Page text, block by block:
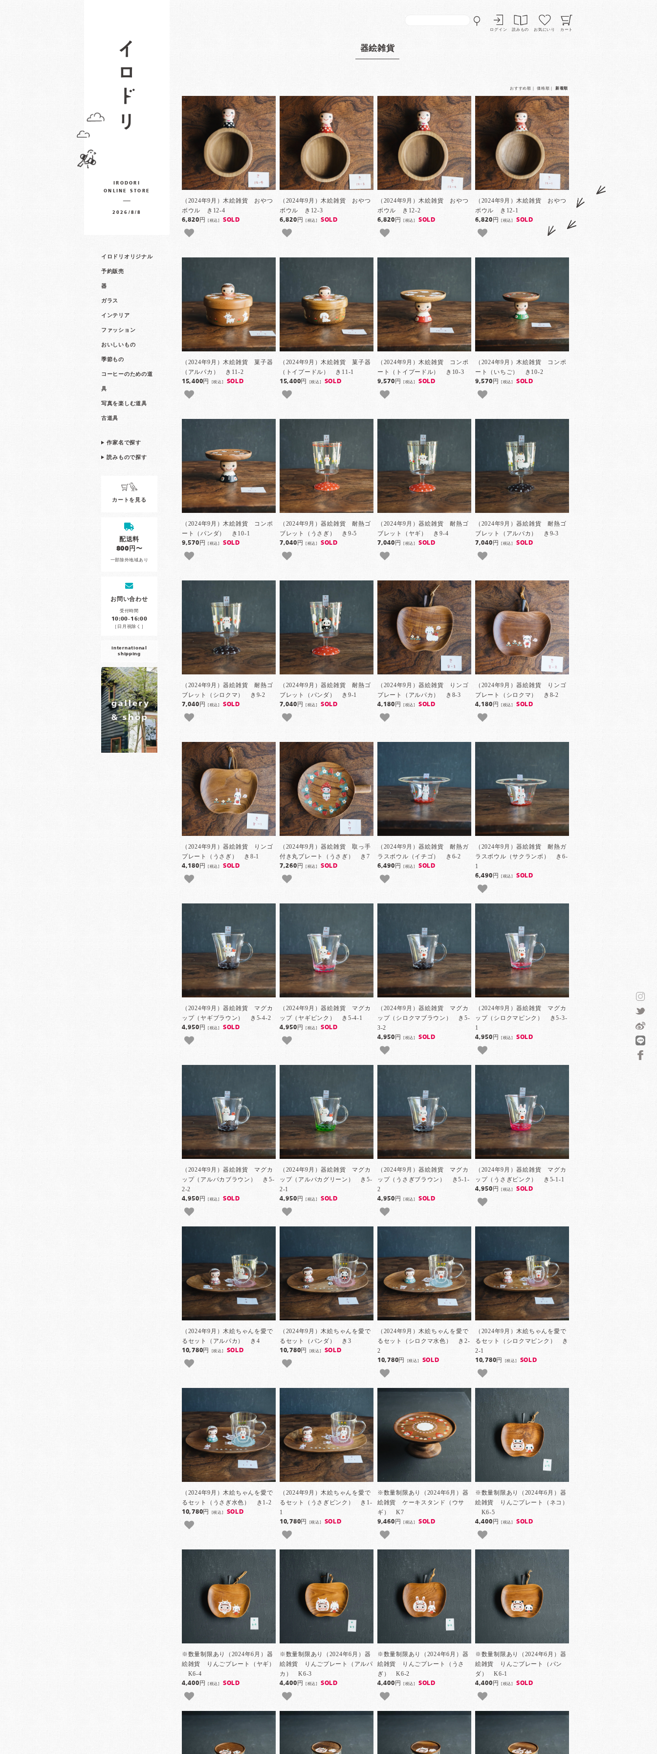
ログイン 読みもの お気にいり カート
IRODORI
ONLINE STORE
2026/8/8
イロドリオリジナル
予約販売
器
ガラス
インテリア
ファッション
おいしいもの
季節もの
コーヒーのための道
具
写真を楽しむ道具
古道具
作家名で探す
読みもので探す
カートを見る
配送料
800円〜
一部除外地域あり
お問い合わせ
受付時間
10:00-16:00
［日月祝除く］
international
shipping
器絵雑貨
おすすめ順 ｜価格順 新着順
（2024年9月）木絵雑貨 おやつ
ボウル き12-4
6,820円[税込] SOLD
（2024年9月）木絵雑貨 おやつ
ボウル き12-3
6,820円[税込] SOLD
（2024年9月）木絵雑貨 おやつ
ボウル き12-2
6,820円[税込] SOLD
（2024年9月）木絵雑貨 おやつ
ボウル き12-1
6,820円[税込] SOLD
（2024年9月）木絵雑貨 菓子器
（アルパカ） き11-2
15,400円 [税込] SOLD
（2024年9月）木絵雑貨 菓子器
（トイプードル） き11-1
15,400円 [税込] SOLD
（2024年9月）木絵雑貨 コンポ
ート（トイプードル） き10-3
9,570円[税込] SOLD
（2024年9月）木絵雑貨 コンポ
ート（いちご） き10-2
9,570円[税込] SOLD
（2024年9月）木絵雑貨 コンポ
ート（パンダ） き10-1
9,570円[税込] SOLD
（2024年9月）器絵雑貨 耐熱ゴ
ブレット（うさぎ） き9-5
7,040円[税込] SOLD
（2024年9月）器絵雑貨 耐熱ゴ
ブレット（ヤギ） き9-4
7,040円[税込] SOLD
（2024年9月）器絵雑貨 耐熱ゴ
ブレット（アルパカ） き9-3
7,040円[税込] SOLD
（2024年9月）器絵雑貨 耐熱ゴ
ブレット（シロクマ） き9-2
7,040円[税込] SOLD
（2024年9月）器絵雑貨 耐熱ゴ
ブレット（パンダ） き9-1
7,040円[税込] SOLD
（2024年9月）器絵雑貨 りンゴ
プレート（アルパカ） き8-3
4,180円[税込] SOLD
（2024年9月）器絵雑貨 りンゴ
プレート（シロクマ） き8-2
4,180円[税込] SOLD
（2024年9月）器絵雑貨 りンゴ
プレート（うさぎ） き8-1
4,180円[税込] SOLD
（2024年9月）器絵雑貨 取っ手
付き丸プレート（うさぎ） き7
7,260円[税込] SOLD
（2024年9月）器絵雑貨 耐熱ガ
ラスボウル（イチゴ） き6-2
6,490円[税込] SOLD
（2024年9月）器絵雑貨 耐熱ガ
ラスボウル（サクランボ） き6-
1
6,490円[税込] SOLD
（2024年9月）器絵雑貨 マグカ
ップ（ヤギブラウン） き5-4-2
4,950円[税込] SOLD
（2024年9月）器絵雑貨 マグカ
ップ（ヤギピンク） き5-4-1
4,950円[税込] SOLD
（2024年9月）器絵雑貨 マグカ
ップ（シロクマブラウン） き5-
3-2
4,950円[税込] SOLD
（2024年9月）器絵雑貨 マグカ
ップ（シロクマピンク） き5-3-
1
4,950円[税込] SOLD
（2024年9月）器絵雑貨 マグカ
ップ（アルパカブラウン） き5-
2-2
4,950円[税込] SOLD
（2024年9月）器絵雑貨 マグカ
ップ（アルパカグリーン） き5-
2-1
4,950円[税込] SOLD
（2024年9月）器絵雑貨 マグカ
ップ（うさぎブラウン） き5-1-
2
4,950円[税込] SOLD
（2024年9月）器絵雑貨 マグカ
ップ（うさぎピンク） き5-1-1
4,950円[税込] SOLD
（2024年9月）木絵ちゃんを愛で
るセット（アルパカ） き4
10,780円 [税込] SOLD
（2024年9月）木絵ちゃんを愛で
るセット（パンダ） き3
10,780円 [税込] SOLD
（2024年9月）木絵ちゃんを愛で
るセット（シロクマ水色） き2-
2
10,780円 [税込] SOLD
（2024年9月）木絵ちゃんを愛で
るセット（シロクマピンク） き
2-1
10,780円 [税込] SOLD
（2024年9月）木絵ちゃんを愛で
るセット（うさぎ水色） き1-2
10,780円 [税込] SOLD
（2024年9月）木絵ちゃんを愛で
るセット（うさぎピンク） き1-
1
10,780円 [税込] SOLD
※数量制限あり（2024年6月）器
絵雑貨 ケーキスタンド（ウサ
ギ） K7
9,460円[税込] SOLD
※数量制限あり（2024年6月）器
絵雑貨 りんごプレート（ネコ）
K6-5
4,400円[税込] SOLD
※数量制限あり（2024年6月）器
絵雑貨 りんごプレート（ヤギ）
K6-4
4,400円[税込] SOLD
※数量制限あり（2024年6月）器
絵雑貨 りんごプレート（アルパ
カ） K6-3
4,400円[税込] SOLD
※数量制限あり（2024年6月）器
絵雑貨 りんごプレート（うさ
ぎ） K6-2
4,400円[税込] SOLD
※数量制限あり（2024年6月）器
絵雑貨 りんごプレート（パン
ダ） K6-1
4,400円[税込] SOLD